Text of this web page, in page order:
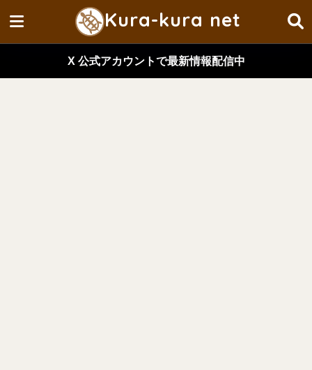
Kura-kura net
X 公式アカウントで最新情報配信中